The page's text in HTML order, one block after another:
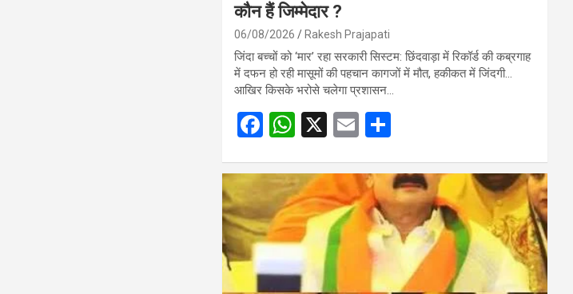
कौन हैं जिम्मेदार ?
06/08/2026 Rakesh Prajapati
जिंदा बच्चों को ‘मार’ रहा सरकारी सिस्टम: छिंदवाड़ा में रिकॉर्ड की कब्रगाह
में दफन हो रही मासूमों की पहचान कागजों में मौत, हकीकत में जिंदगी…
आखिर किसके भरोसे चलेगा प्रशासन…
F
ce
b
o
o
k
W
at
s
A
p
p
X
E
ail ar
e